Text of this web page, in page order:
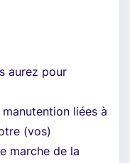
aurez pour
liées à
(vos)
marche de la